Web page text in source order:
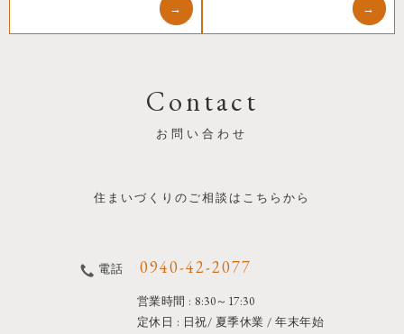
→ →
Contact
お問い合わせ
住まいづくりのご相談はこちらから
電話 0940-42-2077
営業時間 : 8:30～17:30
定休日 : 日祝/ 夏季休業 / 年末年始